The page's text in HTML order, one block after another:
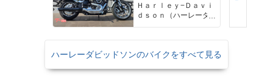
Ｈａｒｌｅｙ−Ｄａｖｉ
ｄｓｏｎ（ハーレーダ
ハーレーダビッドソンのバイクをすべて見る